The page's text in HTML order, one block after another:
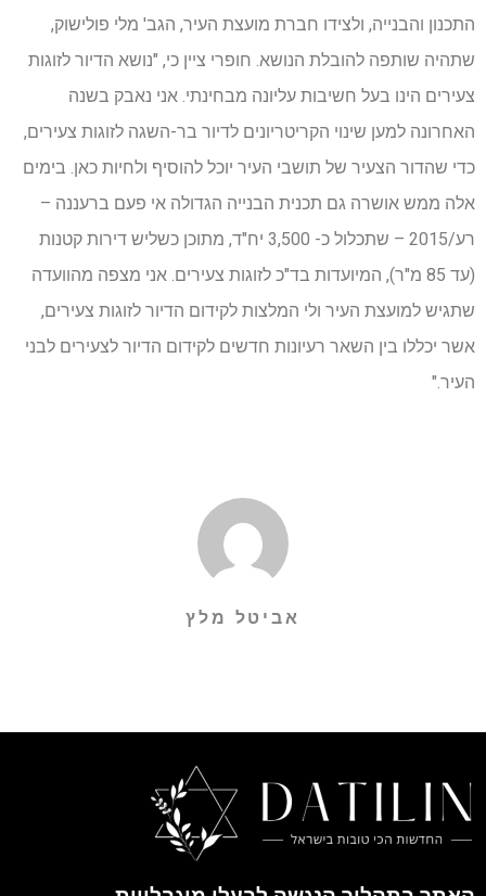
התכנון והבנייה, ולצידו חברת מועצת העיר, הגב' מלי פולישוק,
שתהיה שותפה להובלת הנושא. חופרי ציין כי, "נושא הדיור לזוגות
צעירים הינו בעל חשיבות עליונה מבחינתי. אני נאבק בשנה
האחרונה למען שינוי הקריטריונים לדיור בר-השגה לזוגות צעירים,
כדי שהדור הצעיר של תושבי העיר יוכל להוסיף ולחיות כאן. בימים
אלה ממש אושרה גם תכנית הבנייה הגדולה אי פעם ברעננה –
רע/2015 – שתכלול כ- 3,500 יח"ד, מתוכן כשליש דירות קטנות
(עד 85 מ"ר), המיועדות בד"כ לזוגות צעירים. אני מצפה מהוועדה
שתגיש למועצת העיר ולי המלצות לקידום הדיור לזוגות צעירים,
אשר יכללו בין השאר רעיונות חדשים לקידום הדיור לצעירים לבני
העיר."
אביטל מלץ